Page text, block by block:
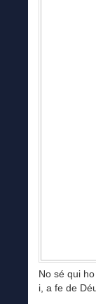
No sé qui
i, a fe de